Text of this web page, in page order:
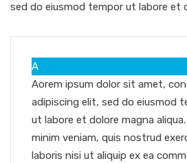
sed do eiusmod tempor ut labore et
A
Aorem ipsum dolor sit amet,
adipiscing elit, sed do eiusmod
ut labore et dolore magna
minim veniam, quis nostrud
laboris nisi ut aliquip ex ea